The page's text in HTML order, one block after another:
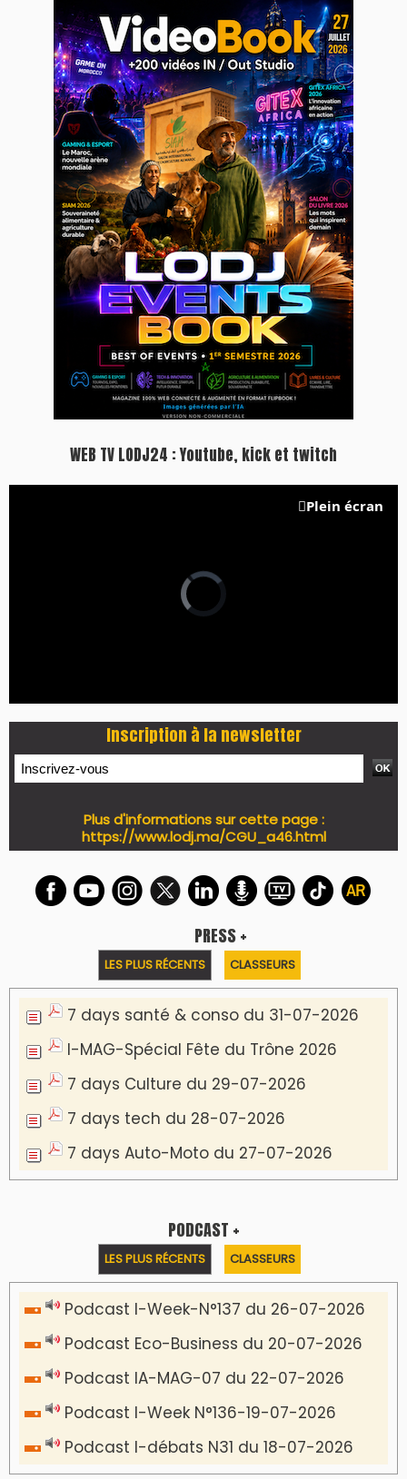
WEB TV LODJ24 : Youtube, kick et twitch
Plein écran
Inscription à la newsletter
Plus d'informations sur cette page :
https://www.lodj.ma/CGU_a46.html
PRESS +
LES PLUS RÉCENTS CLASSEURS
7 days santé & conso du 31-07-2026
I-MAG-Spécial Fête du Trône 2026
7 days Culture du 29-07-2026
7 days tech du 28-07-2026
7 days Auto-Moto du 27-07-2026
PODCAST +
LES PLUS RÉCENTS CLASSEURS
Podcast I-Week-N°137 du 26-07-2026
Podcast Eco-Business du 20-07-2026
Podcast IA-MAG-07 du 22-07-2026
Podcast I-Week N°136-19-07-2026
Podcast I-débats N31 du 18-07-2026